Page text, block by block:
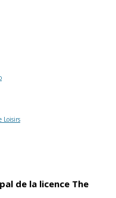
Loisirs
de la licence The